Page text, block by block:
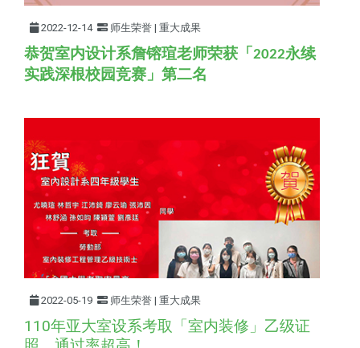
2022-12-14 师生荣誉 | 重大成果
恭贺室内设计系詹镕瑄老师荣获「2022永续
实践深根校园竞赛」第二名
2022-05-19 师生荣誉 | 重大成果
110年亚大室设系考取「室内装修」乙级证